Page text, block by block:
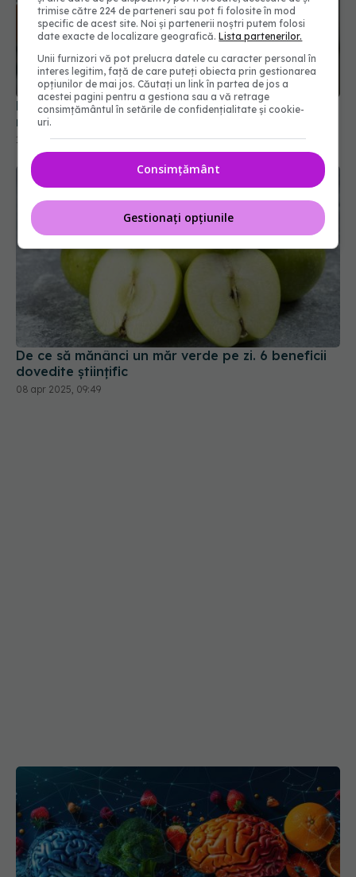
Dieta cu ouă fierte: slăbești rapid sau e doar un
mit? De ce o adoră celebritățile
18 ian 2026, 11:23
De ce să mănânci un măr verde pe zi. 6 beneficii
dovedite științific
08 apr 2025, 09:49
trimise către 224 de parteneri sau pot fi folosite în mod
specific de acest site. Noi și partenerii noștri putem folosi
date exacte de localizare geografică.Lista partenerilor.
Unii furnizori vă pot prelucra datele cu caracter personal în
interes legitim, față de care puteți obiecta prin gestionarea
opțiunilor de mai jos. Căutați un link în partea de jos a
acestei pagini pentru a gestiona sau a vă retrage
consimțământul în setările de confidențialitate și cookie-
uri.
Consimțământ
Gestionați opțiunile